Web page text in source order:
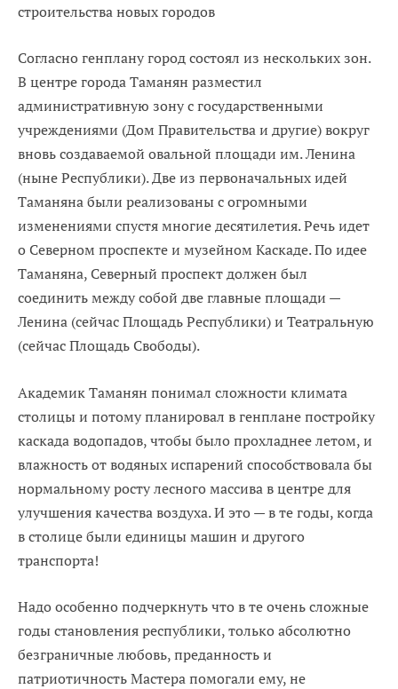
строительства новых городов
Согласно генплану город состоял из нескольких зон.
В центре города Таманян разместил
административную зону с государственными
учреждениями (Дом Правительства и другие) вокруг
вновь создаваемой овальной площади им. Ленина
(ныне Республики). Две из первоначальных идей
Таманяна были реализованы с огромными
изменениями спустя многие десятилетия. Речь идет
о Северном проспекте и музейном Каскаде. По идее
Таманяна, Северный проспект должен был
соединить между собой две главныe площади —
Ленина (сейчас Площадь Республики) и Театральную
(сейчас Площадь Свободы).
Академик Таманян понимал сложности климата
столицы и потому планировал в генплане постройку
каскада водопадов, чтобы было прохладнее летом, и
влажность от водяных испарений способствовала бы
нормальному росту лесного массива в центре для
улучшения качества воздуха. И это — в те годы, когда
в столице были единицы машин и другого
транспорта!
Надо особенно подчеркнуть что в те очень сложные
годы становления республики, только абсолютно
безграничные любовь, преданность и
патриотичность Мастера помогали ему, не